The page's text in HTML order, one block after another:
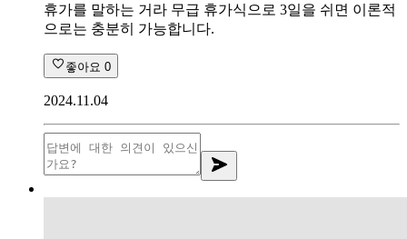
휴가를 말하는 거라 무급 휴가식으로 3일을 쉬면 이론적
으로는 충분히 가능합니다.
좋아요 0
2024.11.04